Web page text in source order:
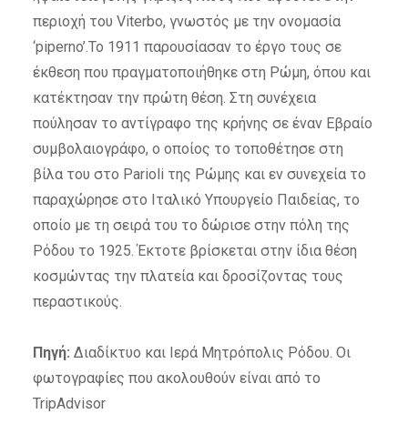
περιοχή του Viterbo, γνωστός με την ονομασία
‘piperno’.Το 1911 παρουσίασαν το έργο τους σε
έκθεση που πραγματοποιήθηκε στη Ρώμη, όπου και
κατέκτησαν την πρώτη θέση. Στη συνέχεια
πούλησαν το αντίγραφο της κρήνης σε έναν Εβραίο
συμβολαιογράφο, ο οποίος το τοποθέτησε στη
βίλα του στο Parioli της Ρώμης και εν συνεχεία το
παραχώρησε στο Ιταλικό Υπουργείο Παιδείας, το
οποίο με τη σειρά του το δώρισε στην πόλη της
Ρόδου το 1925. Έκτοτε βρίσκεται στην ίδια θέση
κοσμώντας την πλατεία και δροσίζοντας τους
περαστικούς.
Πηγή: Διαδίκτυο και Ιερά Μητρόπολις Ρόδου. Οι
φωτογραφίες που ακολουθούν είναι από το
TripAdvisor